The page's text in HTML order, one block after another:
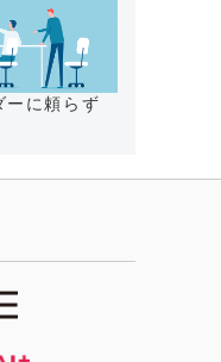
ーに頼らず